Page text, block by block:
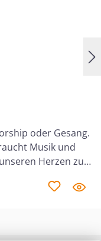
oder Gesang.
Musik und
Herzen zu
die
als Teil der